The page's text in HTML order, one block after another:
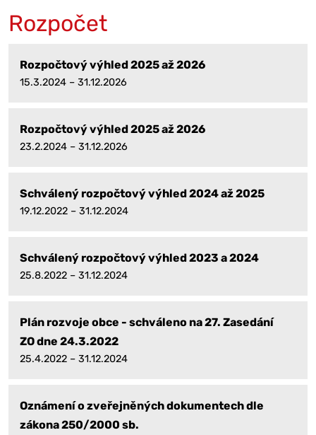
Rozpočet
Rozpočtový výhled 2025 až 2026
15.3.2024 – 31.12.2026
Rozpočtový výhled 2025 až 2026
23.2.2024 – 31.12.2026
Schválený rozpočtový výhled 2024 až 2025
19.12.2022 – 31.12.2024
Schválený rozpočtový výhled 2023 a 2024
25.8.2022 – 31.12.2024
Plán rozvoje obce - schváleno na 27. Zasedání
ZO dne 24.3.2022
25.4.2022 – 31.12.2024
Oznámení o zveřejněných dokumentech dle
zákona 250/2000 sb.